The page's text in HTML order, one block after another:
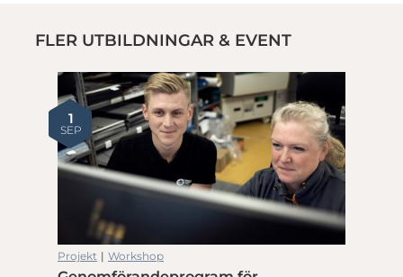
FLER UTBILDNINGAR & EVENT
1
SEP
Projekt | Workshop